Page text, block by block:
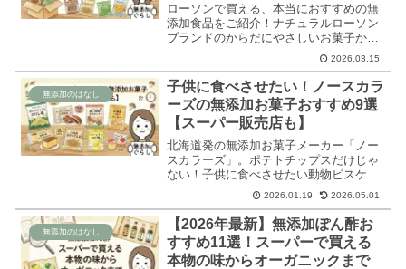
ローソンで買える、本当におすすめの無
添加食品をご紹介！ナチュラルローソン
ブランドのからだにやさしいお菓子か
ら、便利なお惣菜、冷凍食品まで、無添
加マニアが厳選しました。気になるコン
ビニの添加物事情もわかりやすく解説。
毎日のお買い物の参考にしてください
ね。
2026.03.15
無添加のはなし
子供に食べさせたい！ノースカラ
ーズの無添加お菓子おすすめ9選
【スーパー販売店も】
北海道発の無添加お菓子メーカー「ノー
スカラーズ」。ポテトチップスだけじゃ
ない！子供に食べさせたい動物ビスケッ
トや、貴重な無添加りんごゼリーなど、
マニアおすすめの8商品をレビュー。イ
オンや成城石井など、どこで売ってるか
も解説します。
2026.01.19 2026.05.01
無添加のはなし
【2026年最新】無添加ぽん酢お
すすめ11選！スーパーで買える
本物の味からオーガニックまで